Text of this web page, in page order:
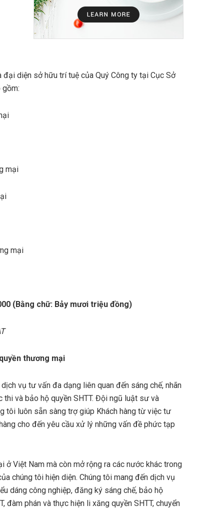
diện sở hữu trí tuệ của Quý Công ty tại Cục Sở
gồm:
mại
mại
(Bằng chữ: Bảy mươi triệu đồng)
thương mại
vụ tư vấn đa dạng liên quan đến sáng chế, nhãn
thi và bảo hộ quyền SHTT. Đội ngũ luật sư và
tôi luôn sẵn sàng trợ giúp Khách hàng từ việc tư
cho đến yêu cầu xử lý những vấn đề phức tạp
Việt Nam mà còn mở rộng ra các nước khác trong
chúng tôi hiện diện. Chúng tôi mang đến dịch vụ
dáng công nghiệp, đăng ký sáng chế, bảo hộ
đàm phán và thực hiện li xăng quyền SHTT, chuyển